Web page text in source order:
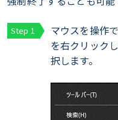
マウスを操作
を右クリック
択します。